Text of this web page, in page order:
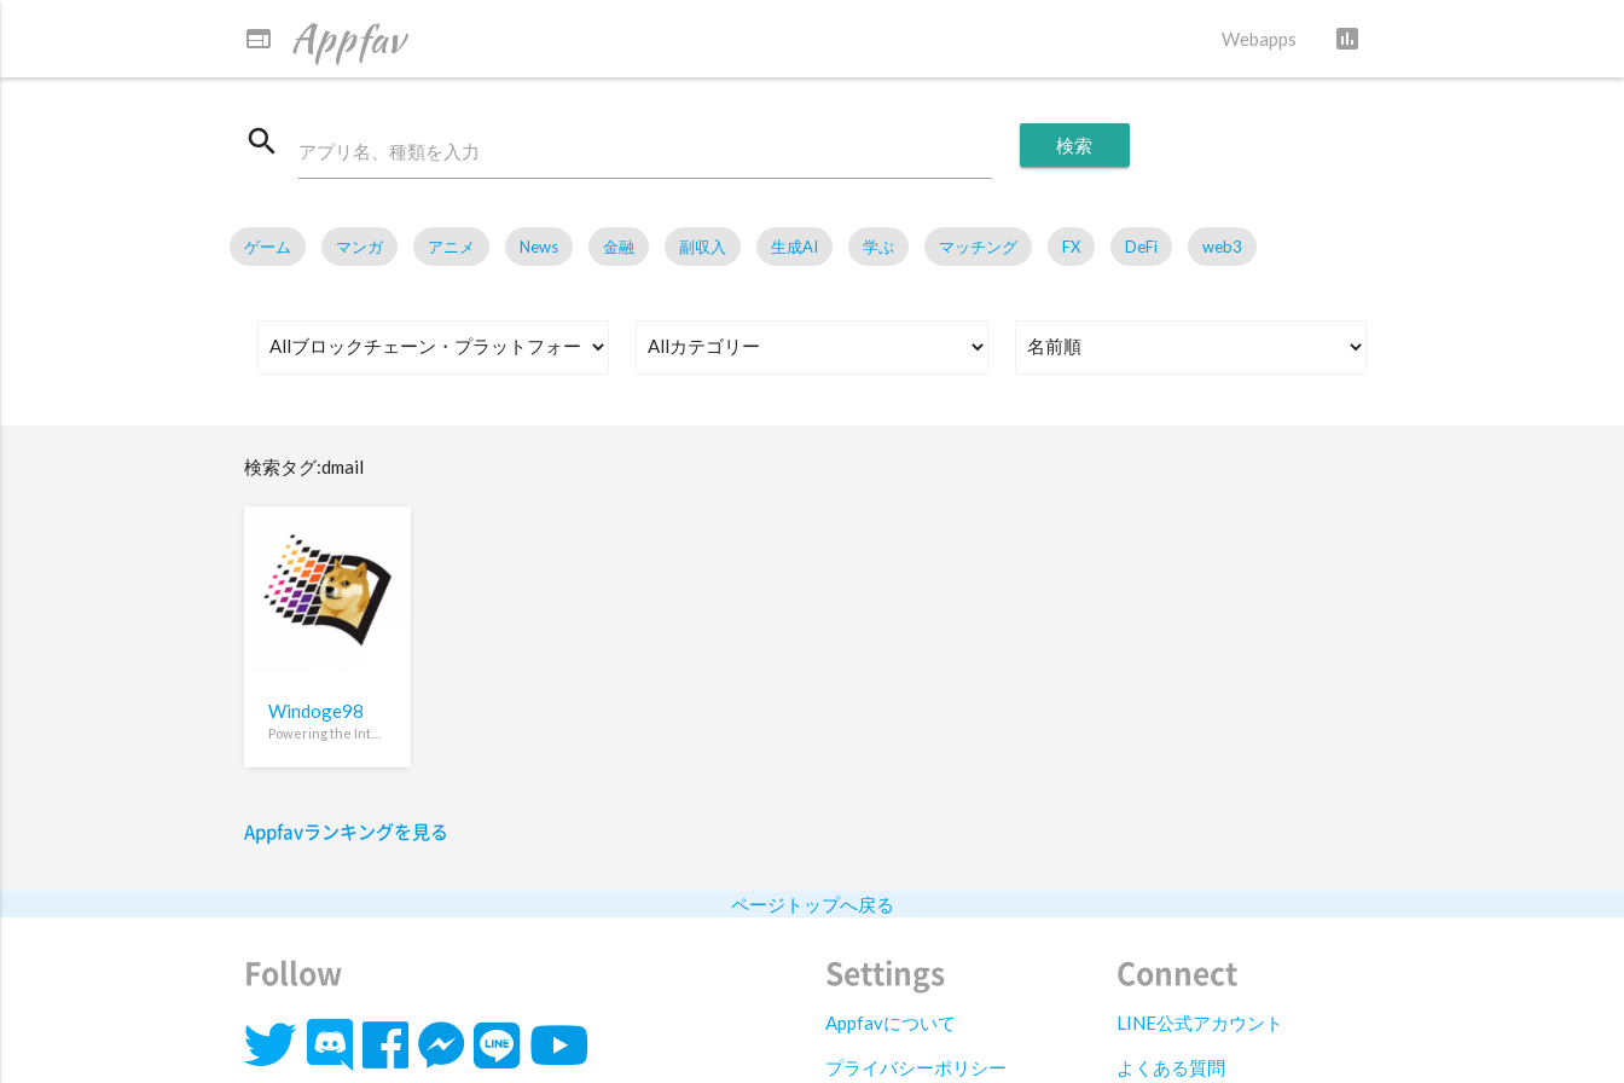
web Appfav Webapps assessment
search アプリ名、種類を入力 検索
ゲーム マンガ アニメ News 金融 副収入 生成AI 学ぶ マッチング FX DeFi web3
検索タグ:dmail
Windoge98
Powering the Internet Computer
Appfavランキングを見る
ページトップへ戻る
Follow Settings
Appfavについて
プライバシーポリシー
Connect
LINE公式アカウント
よくある質問